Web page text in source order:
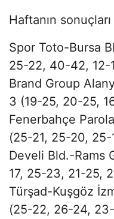
Haftanın
Spor Toto-Bursa
25-22, 40-42, 12-
Brand Group
3 (19-25, 20-25,
Fenerbahçe
(25-21, 25-20, 25-
Develi Bld.-Rams
17, 25-23, 21-25,
Türşad-Kuşgöz
(25-22, 26-24,